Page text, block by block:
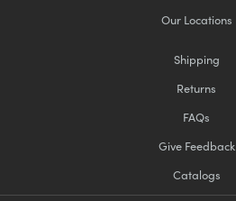
Our Locations
Shipping
Returns
FAQs
Give Feedback
Catalogs